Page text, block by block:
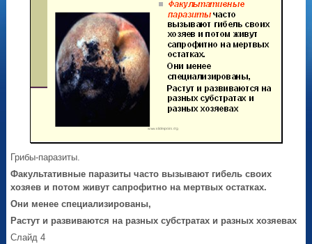
Грибы-паразиты.
Факультативные паразиты часто вызывают гибель своих
хозяев и потом живут сапрофитно на мертвых остатках.
Они менее специализированы,
Растут и развиваются на разных субстратах и разных хозяевах
Слайд 4